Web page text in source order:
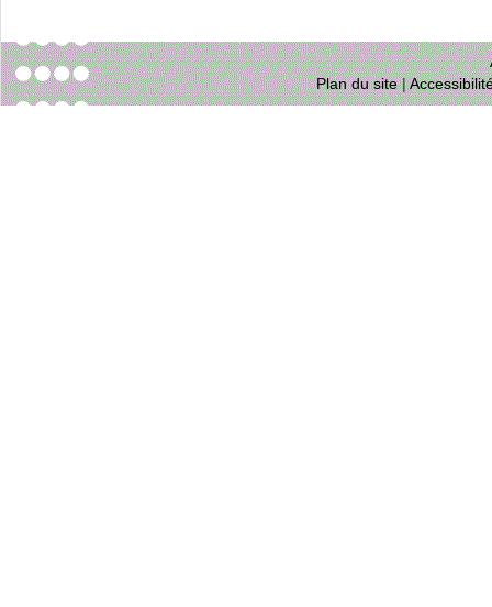
Plan du site|